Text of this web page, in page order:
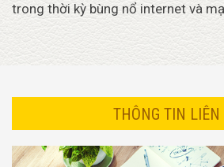
trong thời kỳ bùng nổ internet và
THÔNG TIN LIÊN